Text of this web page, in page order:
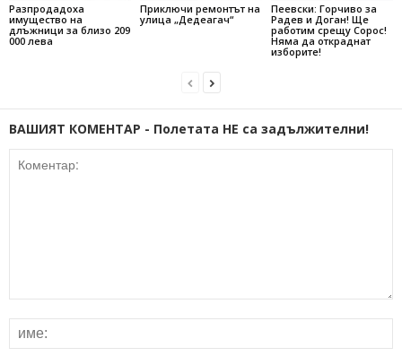
Разпродадоха
имущество на
длъжници за близо 209
000 лева
Приключи ремонтът на
улица „Дедеагач“
Пеевски: Горчиво за
Радев и Доган! Ще
работим срещу Сорос!
Няма да откраднат
изборите!
ВАШИЯТ КОМЕНТАР - Полетата НЕ са задължителни!